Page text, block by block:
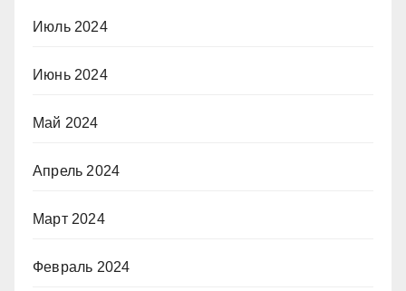
Июль 2024
Июнь 2024
Май 2024
Апрель 2024
Март 2024
Февраль 2024